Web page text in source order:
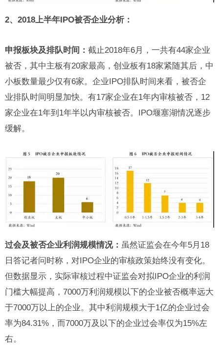
2、2018上半年IPO被否企业分析：
申报板块及排队时间： 截止2018年6月，一共有44家企业
被否，其中主板有20家最高，创业板有18家紧随其后，中
小板数量最少仅有6家。企业IPO排队时间来看，被否企
业排队时间明显加快。有17家企业在1年内审核被否，12
家企业在1年到1年半以内审核被否。IPO堰塞湖情况逐步
缓解。
过会及被否企业利润规模情况： 虽然证监会在今年5月18
日答记者问时称，对IPO企业的审核政策始终没有变化。
但数据显示，实际审核过程中证监会对拟IPO企业的利润
门槛大幅提高，7000万利润规模以下的企业被否概率远大
于7000万以上的企业。其中利润规模大于1亿的企业过会
率为84.31%，而7000万及以下的企业过会率仅为15%左
右。